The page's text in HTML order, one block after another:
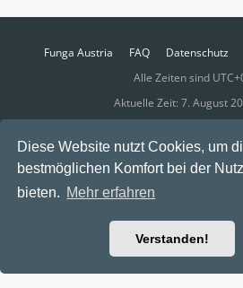
Diese Website nutzt Cookies, um
bestmöglichen Komfort bei der
bieten. Mehr erfahren
Verstanden!
Funga Austria FAQ Datenschutz
Alle Zeiten sind
Aktuelle Zeit: 7. August
Ravaio Theme by